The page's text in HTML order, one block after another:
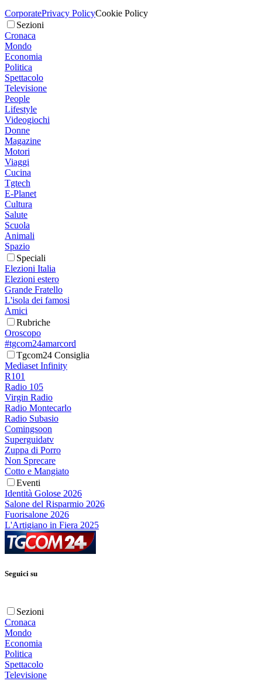
CorporatePrivacy PolicyCookie Policy
Sezioni
Cronaca
Mondo
Economia
Politica
Spettacolo
Televisione
People
Lifestyle
Videogiochi
Donne
Magazine
Motori
Viaggi
Cucina
Tgtech
E-Planet
Cultura
Salute
Scuola
Animali
Spazio
Speciali
Elezioni Italia
Elezioni estero
Grande Fratello
L'isola dei famosi
Amici
Rubriche
Oroscopo
#tgcom24amarcord
Tgcom24 Consiglia
Mediaset Infinity
R101
Radio 105
Virgin Radio
Radio Montecarlo
Radio Subasio
Comingsoon
Superguidatv
Zuppa di Porro
Non Sprecare
Cotto e Mangiato
Eventi
Identità Golose 2026
Salone del Risparmio 2026
Fuorisalone 2026
L'Artigiano in Fiera 2025
Seguici su
Sezioni
Cronaca
Mondo
Economia
Politica
Spettacolo
Televisione